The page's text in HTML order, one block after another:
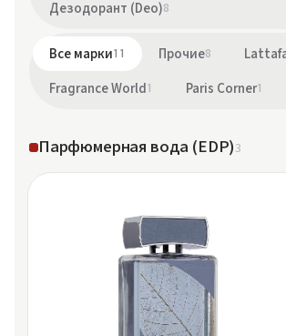
Дезодорант (Deo)8
Все марки11 Прочие8
Fragrance World 1 Paris Corner1
Парфюмерная вода (EDP)3